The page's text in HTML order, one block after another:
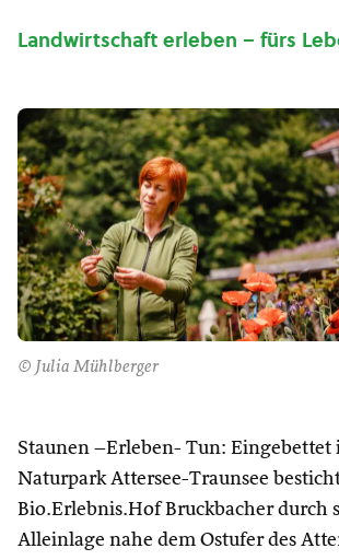
Landwirtschaft erleben – fürs
© Julia Mühlberger
Staunen –Erleben- Tun: Eingebettet
Naturpark Attersee-Traunsee
Bio.Erlebnis.Hof Bruckbacher durch
Alleinlage nahe dem Ostufer des